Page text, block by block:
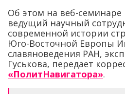
Об этом на веб-семинаре
ведущий научный
современной истории
Юго-Восточной Европы
славяноведения РАН,
Гуськова, передает
«ПолитНавигатора».